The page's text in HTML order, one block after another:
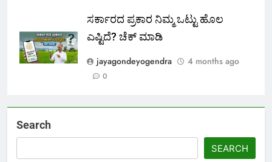
ಸರ್ಕಾರದ ಪ್ರಕಾರ ನಿಮ್ಮ ಒಟ್ಟು ಹೊಲ
ಎಷ್ಟಿದೆ? ಚೆಕ್ ಮಾಡಿ
jayagondeyogendra
4 months ago
0
Search
SEARCH